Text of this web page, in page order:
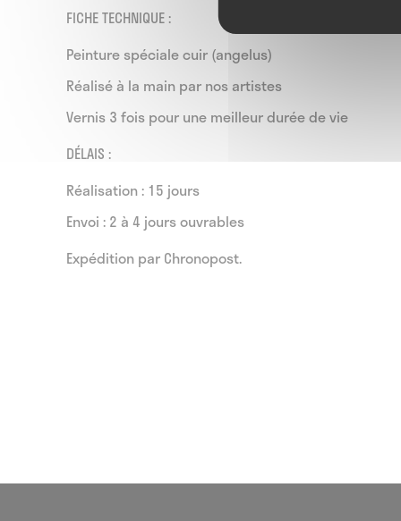
FICHE TECHNIQUE :
Peinture spéciale cuir (angelus)
Réalisé à la main par nos artistes
Vernis 3 fois pour une meilleur durée de vie
DÉLAIS :
Réalisation : 15 jours
Envoi : 2 à 4 jours ouvrables
Expédition par Chronopost.